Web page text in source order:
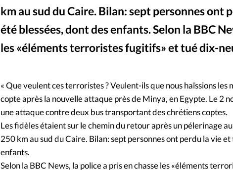
km au sud du Caire. Bilan: sept personnes
été blessées, dont des enfants. Selon la BBC
les «éléments terroristes fugitifs» et tué dix-
« Que veulent ces terroristes ? Veulent-ils que nous haïssions les
copte après la nouvelle attaque près de Minya, en Egypte. Le 2
une attaque contre deux bus transportant des chrétiens coptes.
Les fidèles étaient sur le chemin du retour après un pélerinage
250 km au sud du Caire. Bilan: sept personnes ont perdu la vie
enfants.
Selon la BBC News, la police a pris en chasse les «éléments